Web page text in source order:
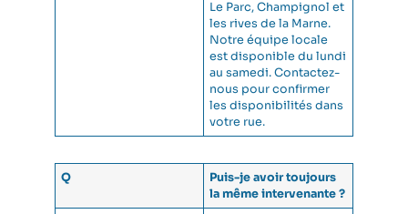
Le Parc, Champignol et
les rives de la Marne.
Notre équipe locale
est disponible du lundi
au samedi. Contactez-
nous pour confirmer
les disponibilités dans
votre rue.
Q
Puis-je avoir toujours
la même intervenante ?